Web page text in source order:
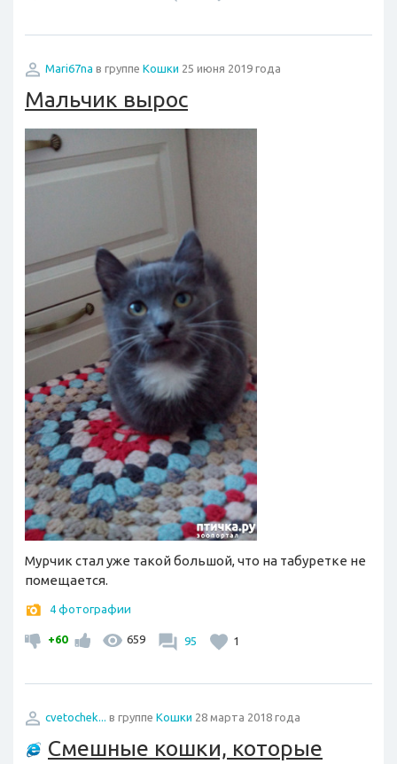
Mari67na в группе Кошки 25 июня 2019 года
Мальчик вырос
Мурчик стал уже такой большой, что на табуретке не
помещается.
4 фотографии
+60 659 95 1
cvetochek... в группе Кошки 28 марта 2018 года
Смешные кошки, которые